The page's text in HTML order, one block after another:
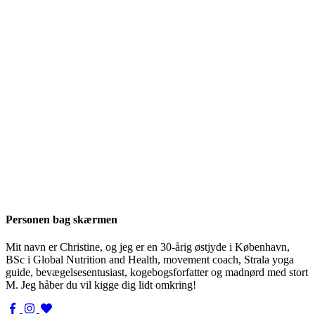
Personen bag skærmen
Mit navn er Christine, og jeg er en 30-årig østjyde i København,
BSc i Global Nutrition and Health, movement coach, Strala yoga
guide, bevægelsesentusiast, kogebogsforfatter og madnørd med stort
M. Jeg håber du vil kigge dig lidt omkring!